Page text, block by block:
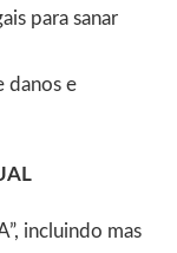
para sanar
danos e
incluindo mas